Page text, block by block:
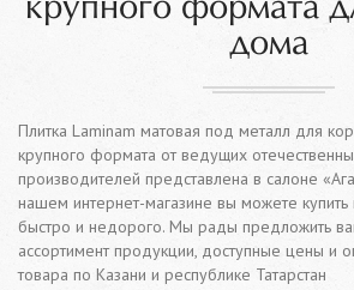
крупного формата
дома
Плитка Laminam матовая под металл для
крупного формата от ведущих
производителей представлена в салоне
нашем интернет-магазине вы можете купить
быстро и недорого. Мы рады предложить
ассортимент продукции, доступные цены и
товара по Казани и республике Татарстан